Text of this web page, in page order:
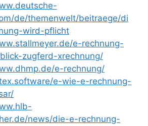
de/themenwelt/beitraege/di
wird-pflicht
e-rechnung-
zugferd-xrechnung/
e-rechnung/
e-wie-e-rechnung-
news/die-e-rechnung-